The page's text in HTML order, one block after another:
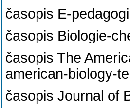
časopis E-
časopis Biologie-
časopis The
american-biology-
časopis Journal of